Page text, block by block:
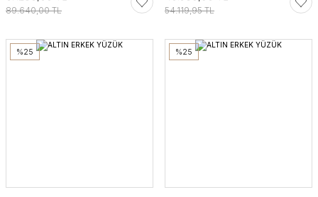
89.640,00 TL 54.119,95 TL
%25 %25